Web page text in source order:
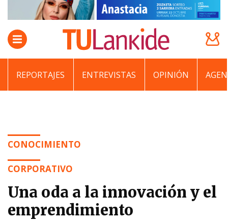
REPORTAJES ENTREVISTAS OPINIÓN
CONOCIMIENTO
CORPORATIVO
Una oda a la innovación y el
emprendimiento